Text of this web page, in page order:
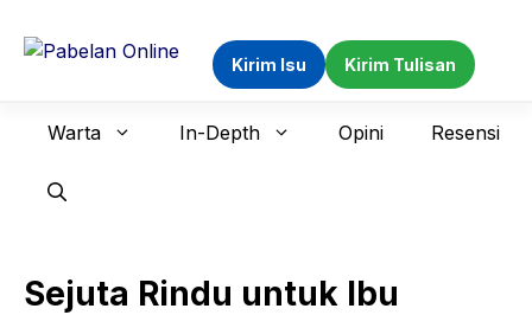
Kirim Isu Kirim Tulisan
Warta In-Depth Opini Resensi
Sejuta Rindu untuk Ibu